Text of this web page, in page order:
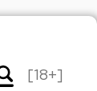
[18+]